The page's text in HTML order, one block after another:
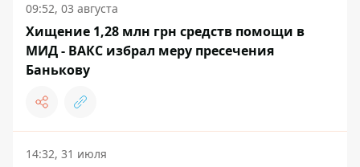
09:52, 03 августа
Хищение 1,28 млн грн средств помощи в
МИД - ВАКС избрал меру пресечения
Банькову
14:32, 31 июля